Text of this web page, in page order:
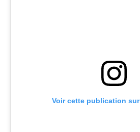
Voir cette publication